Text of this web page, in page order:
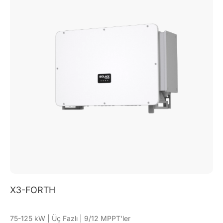
X3-FORTH PLUS
120-150 kW | Üç Fazlı | 6 MPPT